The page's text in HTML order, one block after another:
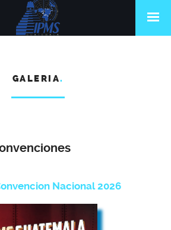
GALERIA.
Nacional 2026